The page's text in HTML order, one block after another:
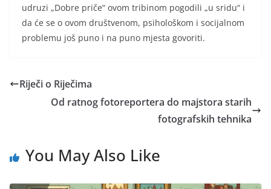
udruzi „Dobre priče“ ovom tribinom pogodili „u sridu“ i
da će se o ovom društvenom, psihološkom i socijalnom
problemu još puno i na puno mjesta govoriti.
Riječi o Riječima
Od ratnog fotoreportera do majstora starih
fotografskih tehnika
You May Also Like